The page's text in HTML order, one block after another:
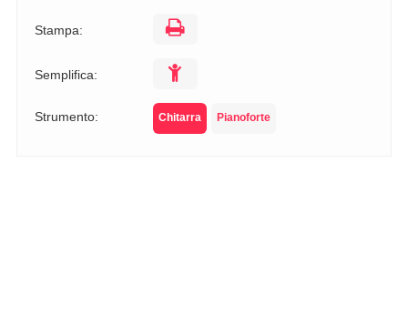
Stampa:
Semplifica:
Strumento: Chitarra Pianoforte